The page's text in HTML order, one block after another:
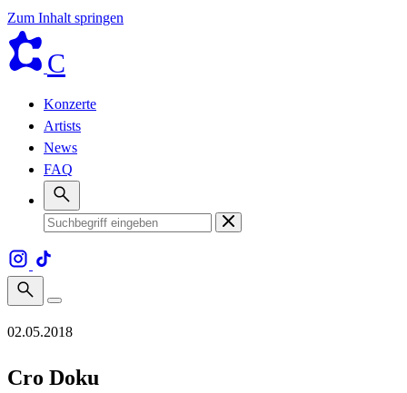
Zum Inhalt springen
C
Konzerte
Artists
News
FAQ
02.05.2018
Cro Doku